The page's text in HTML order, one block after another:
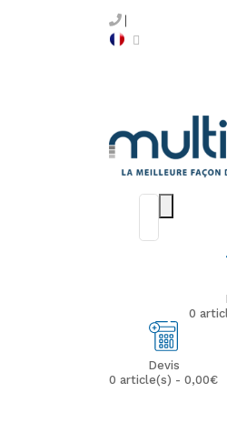
0
Devis
0 article(s) - 0,00€